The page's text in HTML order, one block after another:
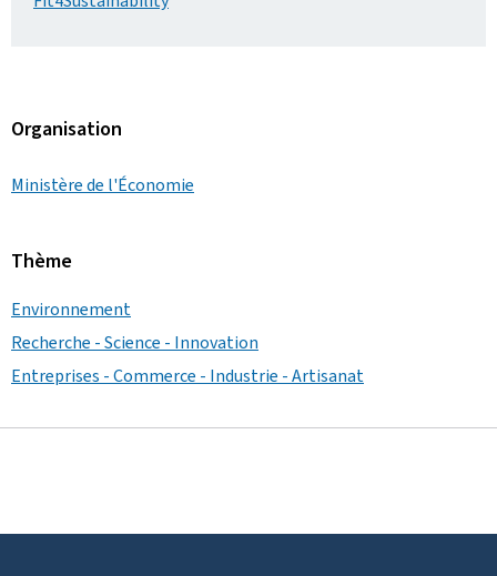
Organisation
Ministère de l'Économie
Thème
Environnement
Recherche - Science - Innovation
Entreprises - Commerce - Industrie - Artisanat